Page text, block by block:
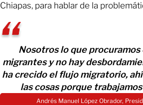
Chiapas, para hablar de la
Nosotros lo que procuramos
migrantes y no hay
ha crecido el flujo migratorio,
las cosas porque
Andrés Manuel López Obrador,